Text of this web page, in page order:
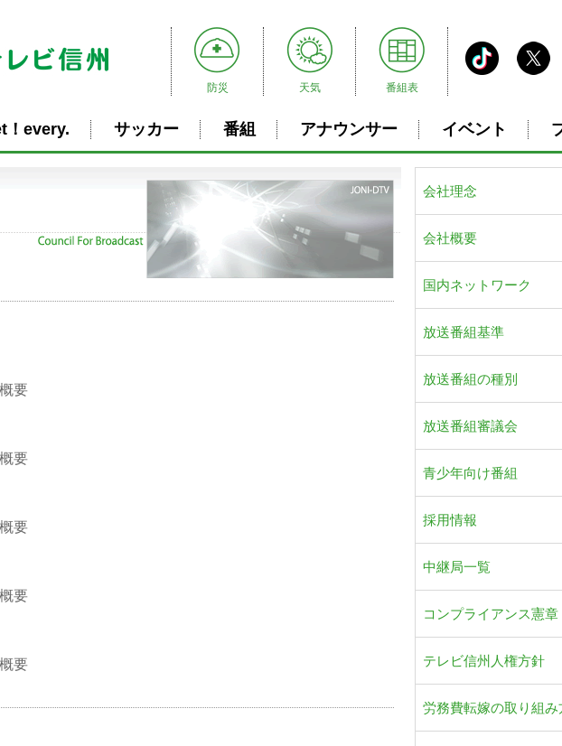
防災 天気 番組表
！every. サッカー 番組 アナウンサー イベント
会社理念
会社概要
国内ネットワーク
放送番組基準
放送番組の種別
放送番組審議会
青少年向け番組
採用情報
中継局一覧
コンプライアンス憲章
テレビ信州人権方針
労務費転嫁の取り組み
要
要
要
要
要